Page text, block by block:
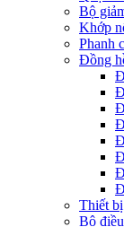
Bộ
Khớp
Phanh
Đồng
Thiết
Bộ